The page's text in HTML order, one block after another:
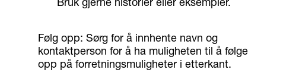
Følg opp: Sørg for å innhente navn og
kontaktperson for å ha muligheten til å følge
opp på forretningsmuligheter i etterkant.